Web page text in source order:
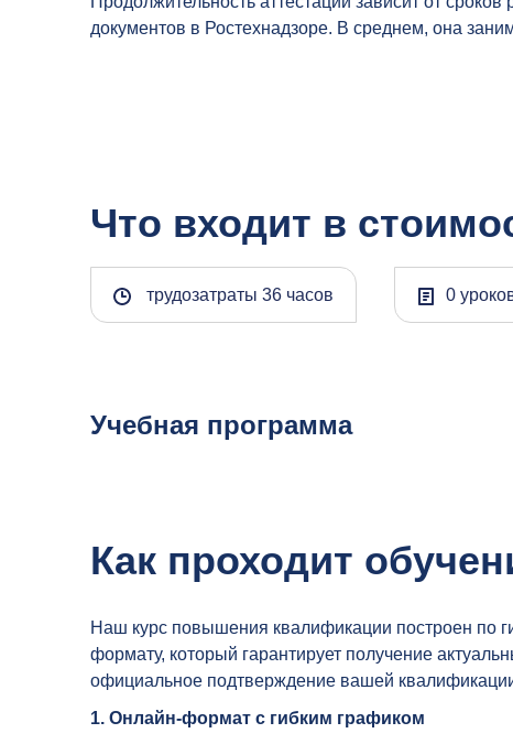
документов в Ростехнадзоре. В среднем, она
Что входит в
трудозатраты 36 часов 0
Учебная программа
Как проходит
Наш курс повышения квалификации построен по
формату, который гарантирует получение
официальное подтверждение вашей
1. Онлайн-формат с гибким графиком